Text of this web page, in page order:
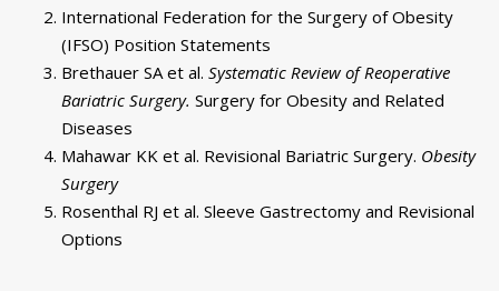
International Federation for the Surgery of Obesity
(IFSO) Position Statements
Brethauer SA et al. Systematic Review of Reoperative
Bariatric Surgery. Surgery for Obesity and Related
Diseases
Mahawar KK et al. Revisional Bariatric Surgery. Obesity
Surgery
Rosenthal RJ et al. Sleeve Gastrectomy and Revisional
Options